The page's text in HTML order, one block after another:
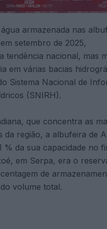
armazenada nas
setembro de 2025,
tendência nacional, mas
em várias bacias
Sistema Nacional de
(SNIRH).
que concentra as
da região, a albufeira de
% da sua capacidade no
em Serpa, era o
de
volume total.